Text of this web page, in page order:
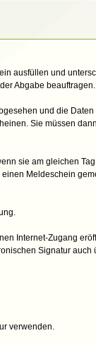
ausfüllen und
Abgabe beauftragen.
und die
Sie müssen
sie am gleichen
Meldeschein
Internet-Zugang
Signatur auch
verwenden.